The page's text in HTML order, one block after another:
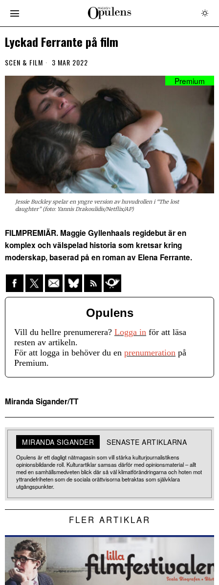
Lyckad Ferrante på film
SCEN & FILM 3 MAR 2022
Jessie Buckley spelar en yngre version av huvudrollen i “The lost
daughter” (foto: Yannis Drakoulidis/Netflix/AP)
FILMPREMIÄR. Maggie Gyllenhaals regidebut är en
komplex och välspelad historia som kretsar kring
moderskap, baserad på en roman av Elena Ferrante.
Opulens
Vill du hellre prenumerera? Logga in för att läsa
resten av artikeln.
För att logga in behöver du en prenumeration på
Premium.
Miranda Sigander/TT
MIRANDA SIGANDER SENASTE ARTIKLARNA
Opulens är ett dagligt nätmagasin som vill stärka kulturjournalistikens
opinionsbildande roll. Kulturartiklar samsas därför med opinionsmaterial – allt
med en samhällsmedveten blick där så väl klimatförändringarna och hoten mot
yttrandefriheten som de sociala orättvisorna betraktas som självklara
utgångspunkter.
FLER ARTIKLAR